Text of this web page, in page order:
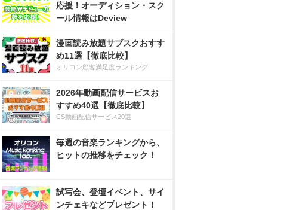
応援！オーディション・スク
ール情報はDeview
漫画読み放題サブスクおすす
め11選【徹底比較】
オリコン顧客満足度ランキング
2026年動画配信サービスお
すすめ40選【徹底比較】
CS動画配信サービス20選
毎週の音楽ランキングから、
ヒットの推移をチェック！
試写会、登壇イベント、サイ
ンチェキなどプレゼント！